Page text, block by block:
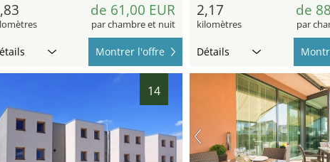
de 61,00 EUR
par chambre et nuit
Montrer l'offre
2,17
kilomètres
de
par
Détails
14